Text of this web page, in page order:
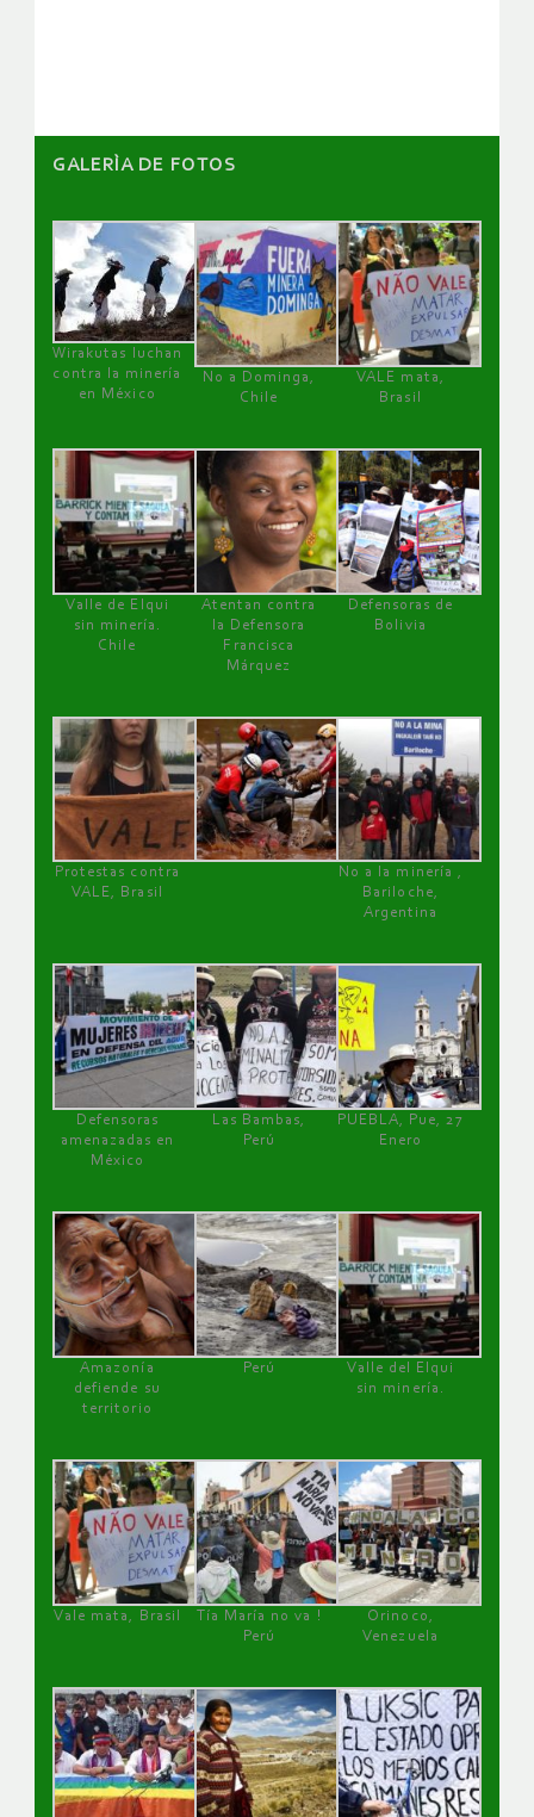
GALERÌA DE FOTOS
Wirakutas luchan
contra la minería
en México
No a Dominga,
Chile
VALE mata,
Brasil
Valle de Elqui
sin minería.
Chile
Atentan contra
la Defensora
Francisca
Márquez
Defensoras de
Bolivia
Protestas contra
VALE, Brasil
No a la minería ,
Bariloche,
Argentina
Defensoras
amenazadas en
México
Las Bambas,
Perú
PUEBLA, Pue, 27
Enero
Amazonía
defiende su
territorio
Perú
Valle del Elqui
sin minería.
Vale mata, Brasil
Tía María no va !
Perú
Orinoco,
Venezuela